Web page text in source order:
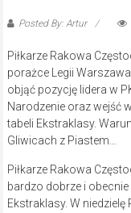
Posted By: Artur
Piłkarze Rakowa
porażce Legii
objąć pozycję lidera w
Narodzenie oraz wejść
tabeli Ekstraklasy.
Gliwicach z Piastem…
Piłkarze Rakowa
bardzo dobrze i
Ekstraklasy. W